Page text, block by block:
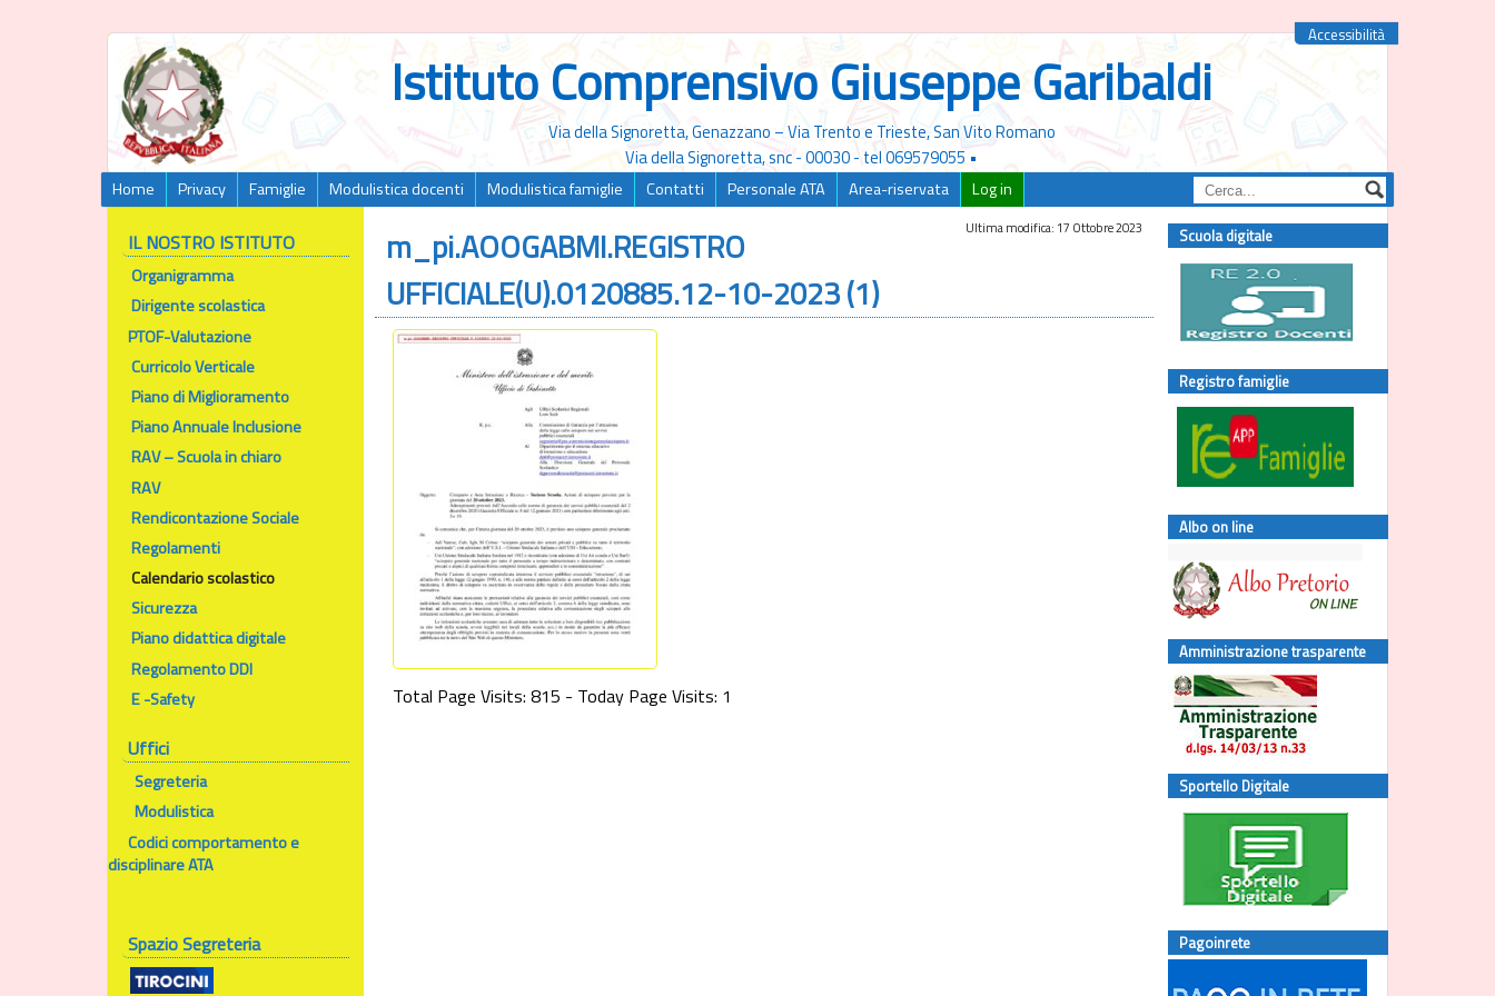
Accessibilità
Istituto Comprensivo Giuseppe Garibaldi
Via della Signoretta, Genazzano – Via Trento e Trieste, San Vito Romano
Via della Signoretta, snc - 00030 - tel 069579055 •
Home Privacy Famiglie Modulistica docenti Modulistica famiglie Contatti Personale ATA Area-riservata Log in
IL NOSTRO ISTITUTO
Organigramma
Dirigente scolastica
PTOF-Valutazione
Curricolo Verticale
Piano di Miglioramento
Piano Annuale Inclusione
RAV – Scuola in chiaro
RAV
Rendicontazione Sociale
Regolamenti
Calendario scolastico
Sicurezza
Piano didattica digitale
Regolamento DDI
E -Safety
Uffici
Segreteria
Modulistica
Codici comportamento e
disciplinare ATA
Spazio Segreteria
Ultima modifica: 17 Ottobre 2023
m_pi.AOOGABMI.REGISTRO
UFFICIALE(U).0120885.12-10-2023 (1)
Total Page Visits: 815 - Today Page Visits: 1
Scuola digitale
Registro famiglie
Albo on line
Amministrazione trasparente
Sportello Digitale
Pagoinrete